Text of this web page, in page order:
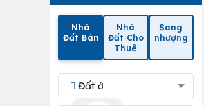
Nhà
Đất Bán
Nhà
Đất Cho
Thuê
Sang
nhượng
Đất ở